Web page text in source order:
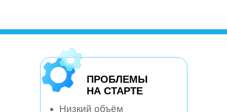
ПРОБЛЕМЫ
НА СТАРТЕ
Низкий объём